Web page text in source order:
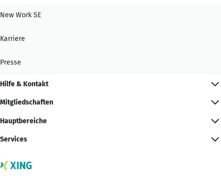
New Work SE
Karriere
Presse
Hilfe & Kontakt
Mitgliedschaften
Hauptbereiche
Services